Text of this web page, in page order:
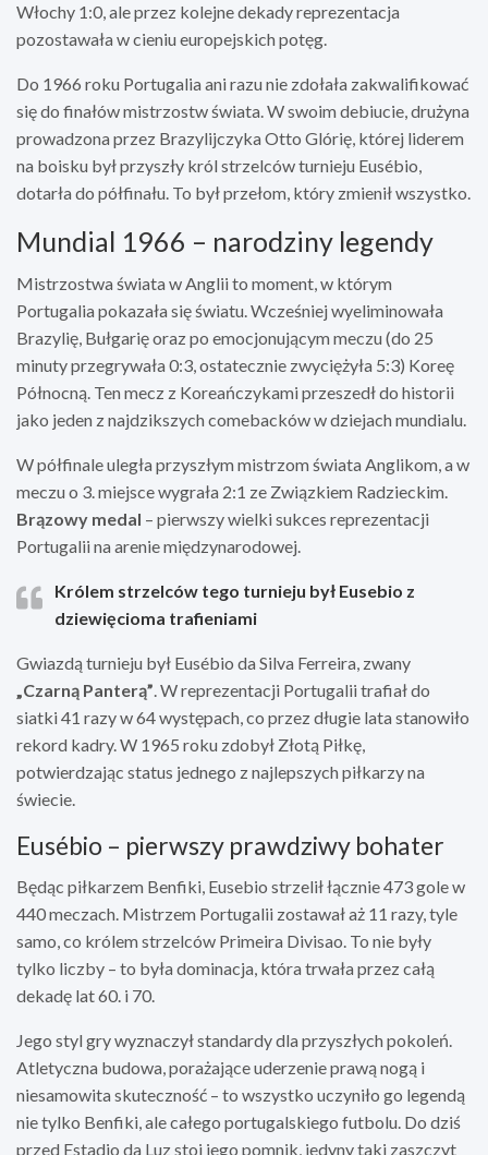
Włochy 1:0, ale przez kolejne dekady reprezentacja
pozostawała w cieniu europejskich potęg.
Do 1966 roku Portugalia ani razu nie zdołała zakwalifikować
się do finałów mistrzostw świata. W swoim debiucie, drużyna
prowadzona przez Brazylijczyka Otto Glórię, której liderem
na boisku był przyszły król strzelców turnieju Eusébio,
dotarła do półfinału. To był przełom, który zmienił wszystko.
Mundial 1966 – narodziny legendy
Mistrzostwa świata w Anglii to moment, w którym
Portugalia pokazała się światu. Wcześniej wyeliminowała
Brazylię, Bułgarię oraz po emocjonującym meczu (do 25
minuty przegrywała 0:3, ostatecznie zwyciężyła 5:3) Koreę
Północną. Ten mecz z Koreańczykami przeszedł do historii
jako jeden z najdzikszych comebacków w dziejach mundialu.
W półfinale uległa przyszłym mistrzom świata Anglikom, a w
meczu o 3. miejsce wygrała 2:1 ze Związkiem Radzieckim.
Brązowy medal – pierwszy wielki sukces reprezentacji
Portugalii na arenie międzynarodowej.
Królem strzelców tego turnieju był Eusebio z
dziewięcioma trafieniami
Gwiazdą turnieju był Eusébio da Silva Ferreira, zwany
„Czarną Panterą”. W reprezentacji Portugalii trafiał do
siatki 41 razy w 64 występach, co przez długie lata stanowiło
rekord kadry. W 1965 roku zdobył Złotą Piłkę,
potwierdzając status jednego z najlepszych piłkarzy na
świecie.
Eusébio – pierwszy prawdziwy bohater
Będąc piłkarzem Benfiki, Eusebio strzelił łącznie 473 gole w
440 meczach. Mistrzem Portugalii zostawał aż 11 razy, tyle
samo, co królem strzelców Primeira Divisao. To nie były
tylko liczby – to była dominacja, która trwała przez całą
dekadę lat 60. i 70.
Jego styl gry wyznaczył standardy dla przyszłych pokoleń.
Atletyczna budowa, porażające uderzenie prawą nogą i
niesamowita skuteczność – to wszystko uczyniło go legendą
nie tylko Benfiki, ale całego portugalskiego futbolu. Do dziś
przed Estadio da Luz stoi jego pomnik, jedyny taki zaszczyt